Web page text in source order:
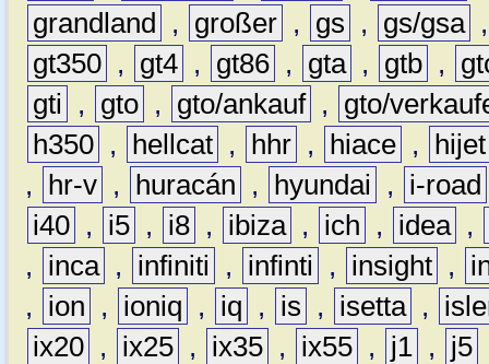
grandland
, großer , gs , gs/gsa
gt350 , gt4 , gt86 , gta , gtb ,
gti
, gto , gto/ankauf ,
gto/
h350 , hellcat , hhr , hiace ,
hijet
,
hr-v , huracán , hyundai ,
i-road
i40 , i5 , i8 , ibiza , ich , idea ,
,
inca , infiniti , infinti , insight ,
,
ion , ioniq , iq , is , isetta ,
ix20 , ix25 , ix35 , ix55 , j1 , j5